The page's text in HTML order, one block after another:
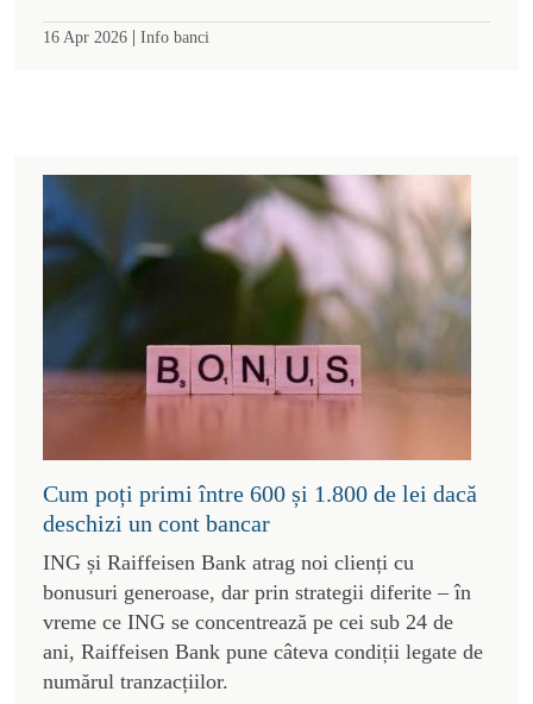
16 Apr 2026 | Info banci
Cum poți primi între 600 și 1.800 de lei dacă
deschizi un cont bancar
ING și Raiffeisen Bank atrag noi clienți cu
bonusuri generoase, dar prin strategii diferite – în
vreme ce ING se concentrează pe cei sub 24 de
ani, Raiffeisen Bank pune câteva condiții legate de
numărul tranzacțiilor.